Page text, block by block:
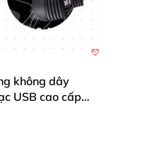
G-spot).
không dây
USB cao cấp